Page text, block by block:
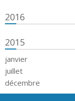
2016
2015
janvier
juillet
décembre